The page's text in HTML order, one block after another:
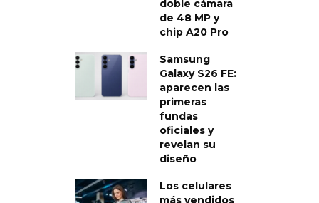
doble cámara
de 48 MP y
chip A20 Pro
Samsung
Galaxy S26 FE:
aparecen las
primeras
fundas
oficiales y
revelan su
diseño
Los celulares
más vendidos